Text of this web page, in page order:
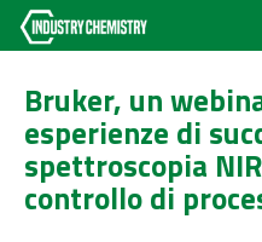
Bruker, un
esperienze di
spettroscopia
controllo di